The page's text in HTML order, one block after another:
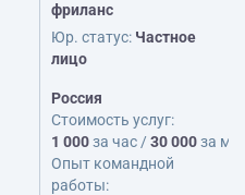
фриланс
Юр. статус: Частное
лицо
Россия
Стоимость услуг:
1 000за час /30 000за
Опыт командной
работы: